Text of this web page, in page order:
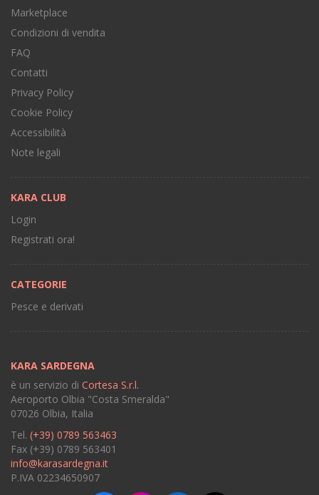
Marketplace
Condizioni di vendita
FAQ
Contatti
Privacy Policy
Cookie Policy
Accessibilità
Note legali
KARA CLUB
Login
Registrati ora!
CATEGORIE
Pesce e derivati
KARA SARDEGNA
è un servizio di Cortesa S.r.l.
Aeroporto Olbia "Costa Smeralda"
07026 Olbia, Italia
Tel. (+39) 0789 563463
Fax (+39) 0789 563401
info@karasardegna.it
P.IVA 02234650907